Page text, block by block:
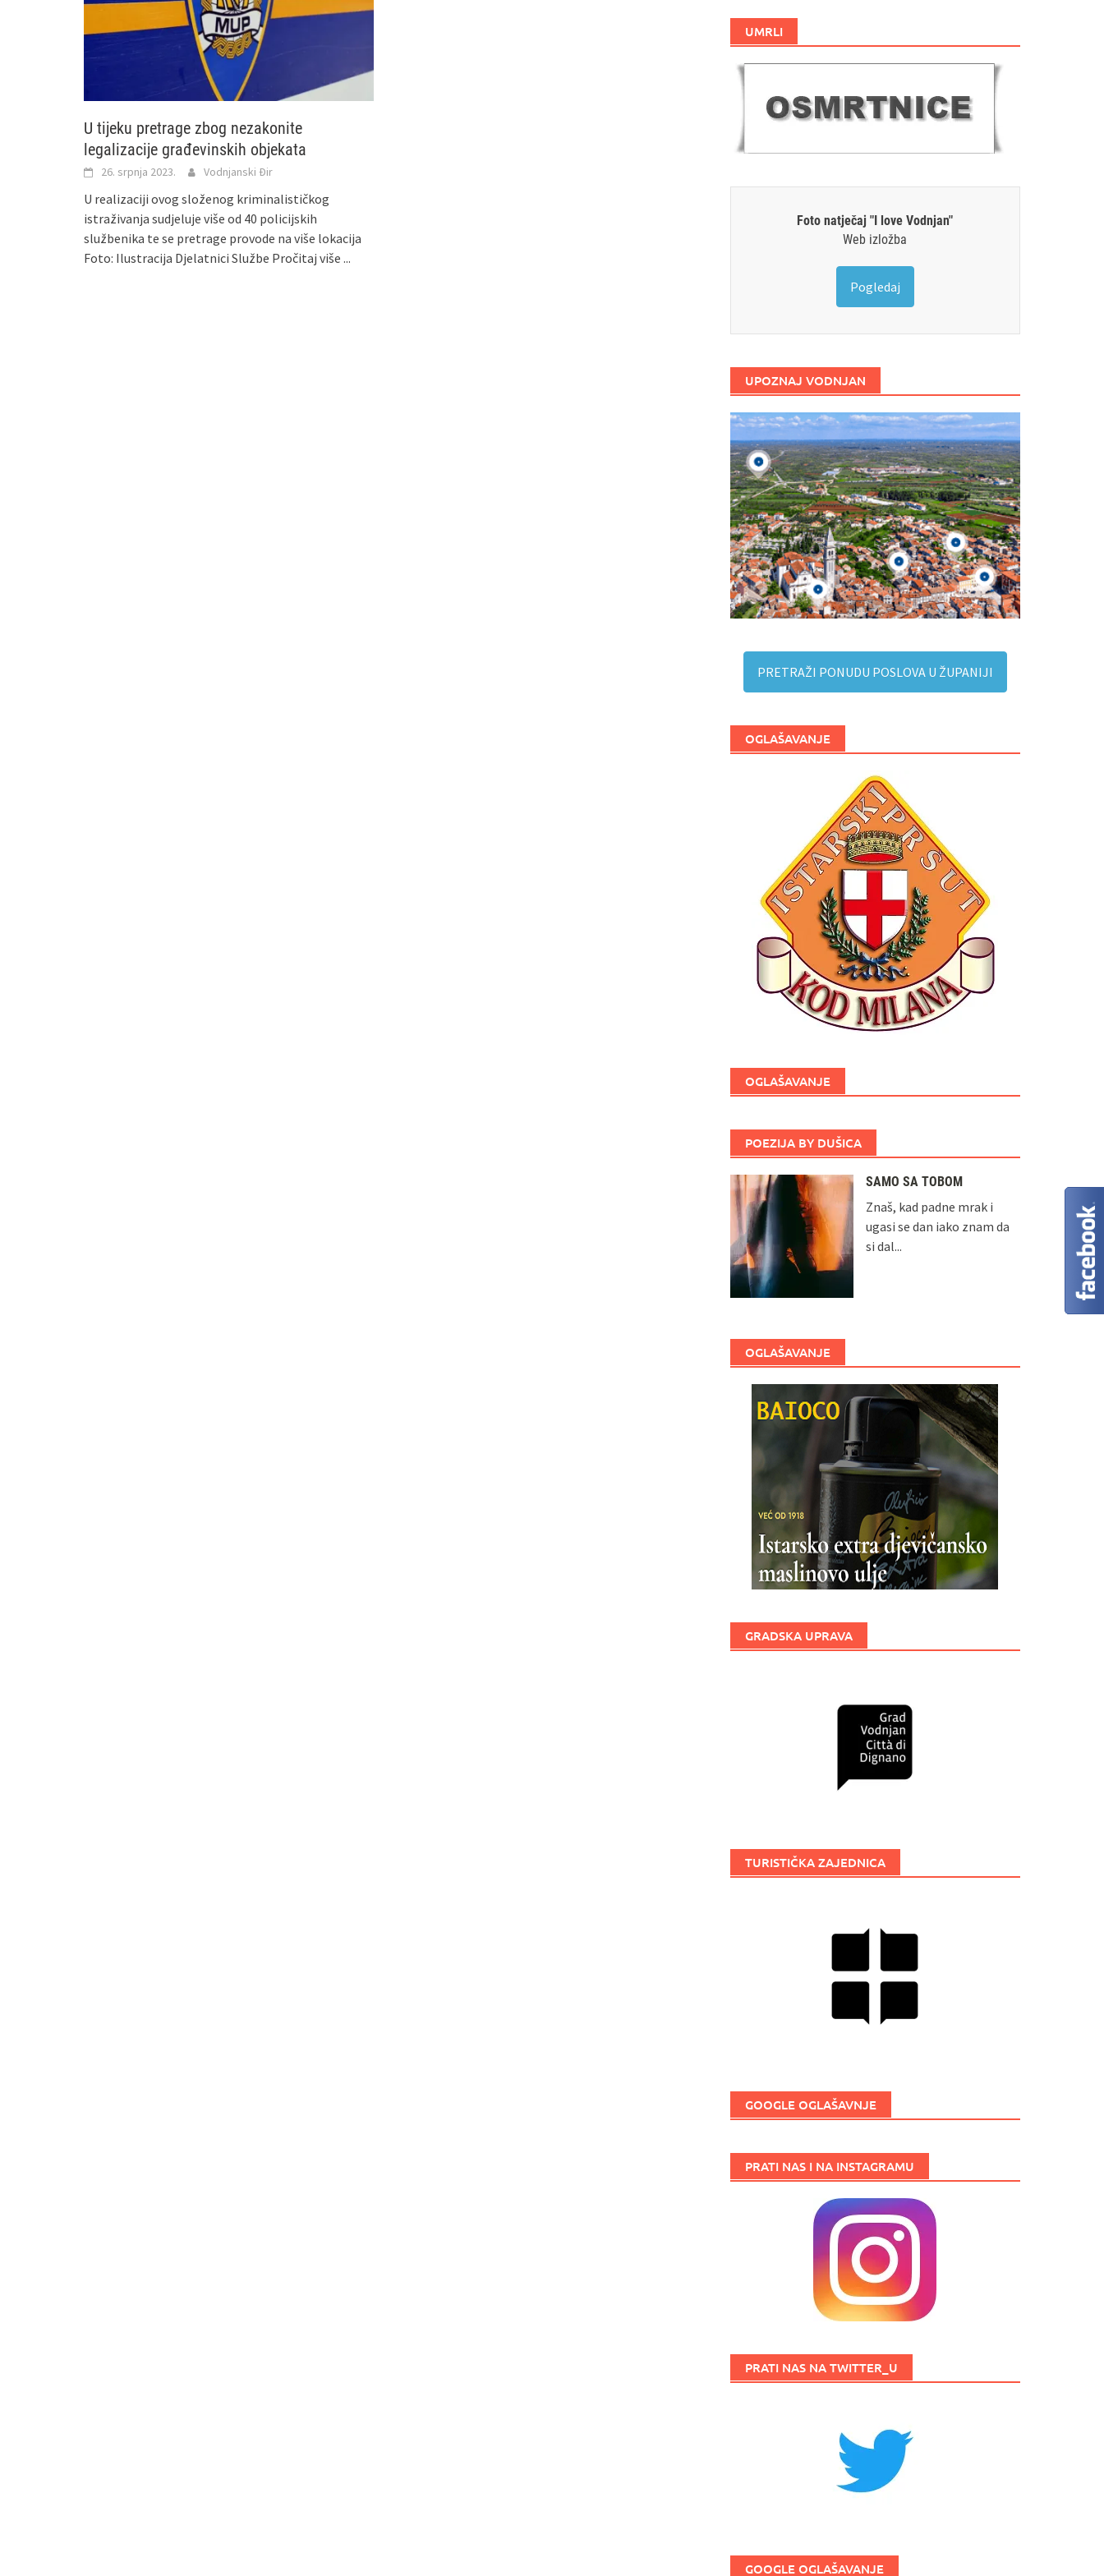
U tijeku pretrage zbog nezakonite
legalizacije građevinskih objekata
26. srpnja 2023. Vodnjanski Đir
U realizaciji ovog složenog kriminalističkog
istraživanja sudjeluje više od 40 policijskih
službenika te se pretrage provode na više lokacija
Foto: Ilustracija Djelatnici Službe Pročitaj više ...
UMRLI
Foto natječaj "I love Vodnjan"
Web izložba
Pogledaj
UPOZNAJ VODNJAN
PRETRAŽI PONUDU POSLOVA U ŽUPANIJI
OGLAŠAVANJE
OGLAŠAVANJE
POEZIJA BY DUŠICA
SAMO SA TOBOM
Znaš, kad padne mrak i
ugasi se dan iako znam da
si dal...
OGLAŠAVANJE
GRADSKA UPRAVA
TURISTIČKA ZAJEDNICA
GOOGLE OGLAŠAVNJE
PRATI NAS I NA INSTAGRAMU
PRATI NAS NA TWITTER_U
GOOGLE OGLAŠAVANJE